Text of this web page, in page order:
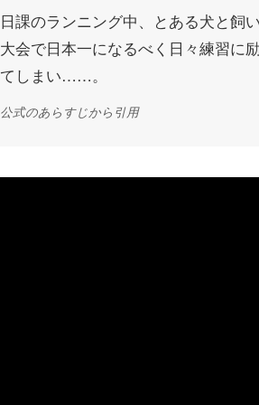
日課のランニング中、とある犬と飼
大会で日本一になるべく日々練習に
てしまい……。
公式のあらすじから引用